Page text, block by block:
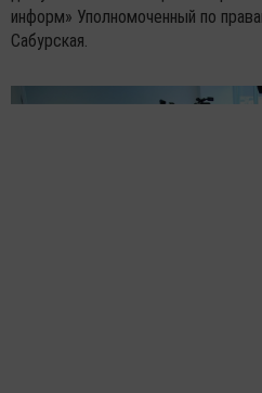
информ» Уполномоченный по
Сабурская.